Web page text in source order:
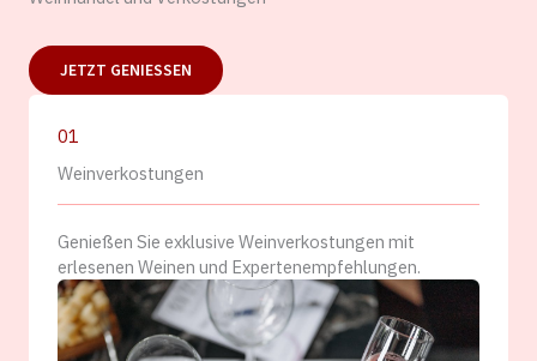
JETZT GENIESSEN
01
Weinverkostungen
Genießen Sie exklusive Weinverkostungen mit
erlesenen Weinen und Expertenempfehlungen.